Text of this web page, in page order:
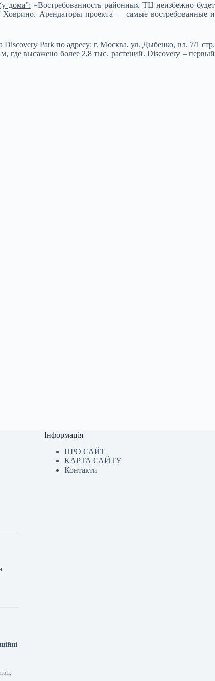
дома”: «Востребованность районных ТЦ неизбежно будет
Арендаторы проекта — самые востребованные и
Park по адресу: г. Москва, ул. Дыбенко, вл. 7/1 стр.
где высажено более 2,8 тыс. растений. Discovery – первый
Інформація
ПРО САЙТ
КАРТА САЙТУ
Контакти